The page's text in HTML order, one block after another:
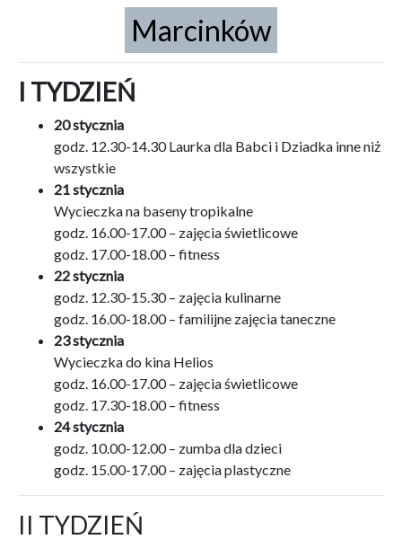
Marcinków
I TYDZIEŃ
20 stycznia
godz. 12.30-14.30 Laurka dla Babci i Dziadka inne niż
wszystkie
21 stycznia
Wycieczka na baseny tropikalne
godz. 16.00-17.00 – zajęcia świetlicowe
godz. 17.00-18.00 – fitness
22 stycznia
godz. 12.30-15.30 – zajęcia kulinarne
godz. 16.00-18.00 – familijne zajęcia taneczne
23 stycznia
Wycieczka do kina Helios
godz. 16.00-17.00 – zajęcia świetlicowe
godz. 17.30-18.00 – fitness
24 stycznia
godz. 10.00-12.00 – zumba dla dzieci
godz. 15.00-17.00 – zajęcia plastyczne
II TYDZIEŃ